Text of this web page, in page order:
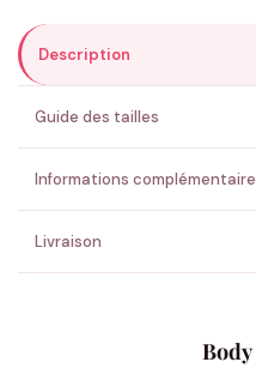
ENVOYER
💚 Retour sous 24-48h🇫🇷 Flocage
Description
Guide des tailles
Informations
Livraison